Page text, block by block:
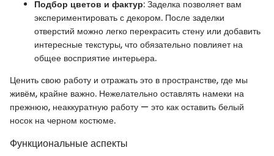
Подбор цветов и фактур: Заделка позволяет вам
экспериментировать с декором. После заделки
отверстий можно легко перекрасить стену или добавить
интересные текстуры, что обязательно повлияет на
общее восприятие интерьера.
Ценить свою работу и отражать это в пространстве, где мы
живём, крайне важно. Нежелательно оставлять намеки на
прежнюю, неаккуратную работу — это как оставить белый
носок на черном костюме.
Функциональные аспекты